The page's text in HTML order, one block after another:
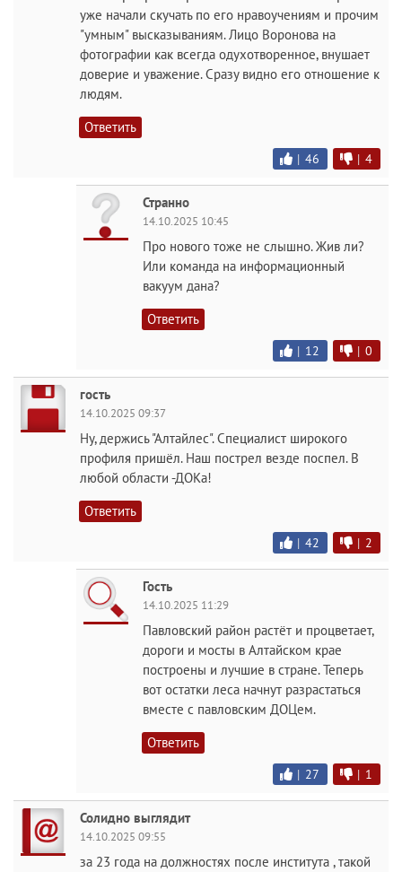
уже начали скучать по его нравоучениям и прочим
"умным" высказываниям. Лицо Воронова на
фотографии как всегда одухотворенное, внушает
доверие и уважение. Сразу видно его отношение к
людям.
Ответить
| 46 | 4
Странно
14.10.2025 10:45
Про нового тоже не слышно. Жив ли?
Или команда на информационный
вакуум дана?
Ответить
| 12 | 0
гость
14.10.2025 09:37
Ну, держись "Алтайлес". Специалист широкого
профиля пришёл. Наш пострел везде поспел. В
любой области -ДОКа!
Ответить
| 42 | 2
Гость
14.10.2025 11:29
Павловский район растёт и процветает,
дороги и мосты в Алтайском крае
построены и лучшие в стране. Теперь
вот остатки леса начнут разрастаться
вместе с павловским ДОЦем.
Ответить
| 27 | 1
Солидно выглядит
14.10.2025 09:55
за 23 года на должностях после института , такой